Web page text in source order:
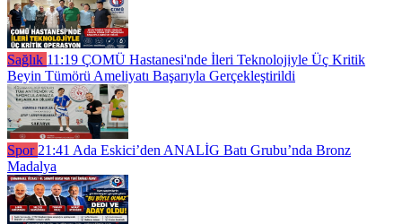
Sağlık 11:19 ÇOMÜ Hastanesi'nde İleri Teknolojiyle Üç Kritik
Beyin Tümörü Ameliyatı Başarıyla Gerçekleştirildi
Spor 21:41 Ada Eskici’den ANALİG Batı Grubu’nda Bronz
Madalya